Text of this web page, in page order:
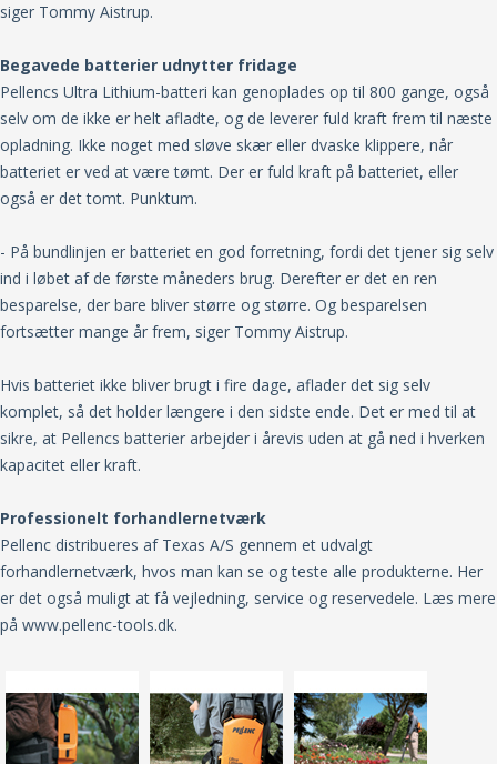
siger Tommy Aistrup.
Begavede batterier udnytter fridage
Pellencs Ultra Lithium-batteri kan genoplades op til 800 gange, også
selv om de ikke er helt afladte, og de leverer fuld kraft frem til næste
opladning. Ikke noget med sløve skær eller dvaske klippere, når
batteriet er ved at være tømt. Der er fuld kraft på batteriet, eller
også er det tomt. Punktum.
- På bundlinjen er batteriet en god forretning, fordi det tjener sig selv
ind i løbet af de første måneders brug. Derefter er det en ren
besparelse, der bare bliver større og større. Og besparelsen
fortsætter mange år frem, siger Tommy Aistrup.
Hvis batteriet ikke bliver brugt i fire dage, aflader det sig selv
komplet, så det holder længere i den sidste ende. Det er med til at
sikre, at Pellencs batterier arbejder i årevis uden at gå ned i hverken
kapacitet eller kraft.
Professionelt forhandlernetværk
Pellenc distribueres af Texas A/S gennem et udvalgt
forhandlernetværk, hvos man kan se og teste alle produkterne. Her
er det også muligt at få vejledning, service og reservedele. Læs mere
på www.pellenc-tools.dk.